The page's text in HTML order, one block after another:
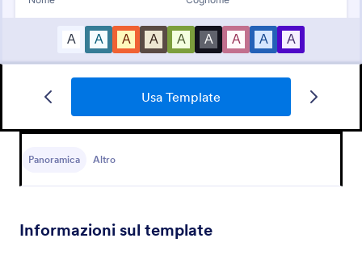
Usa Template
Panoramica Altro
Informazioni sul template
Consulenza in ambito nutrizione
Go to Category:
Sondaggi & Questionari Medici